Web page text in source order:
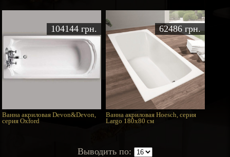
Ванна акриловая Devon&Devon,
серия Oxford
104144 грн.
Ванна акриловая Hoesch, серия
Largo 180x80 см
62486 грн.
Выводить по: